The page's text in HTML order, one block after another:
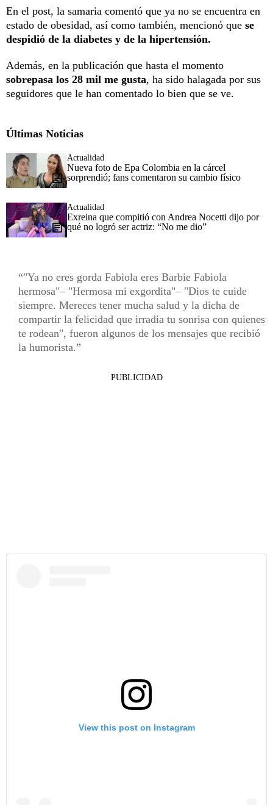
En el post, la samaria comentó que ya no se encuentra en
estado de obesidad, así como también, mencionó que se
despidió de la diabetes y de la hipertensión.
Además, en la publicación que hasta el momento
sobrepasa los 28 mil me gusta, ha sido halagada por sus
seguidores que le han comentado lo bien que se ve.
Últimas Noticias
Actualidad
Nueva foto de Epa Colombia en la cárcel
sorprendió; fans comentaron su cambio físico
Actualidad
Exreina que compitió con Andrea Nocetti dijo por
qué no logró ser actriz: “No me dio”
"Ya no eres gorda Fabiola eres Barbie Fabiola
hermosa"– "Hermosa mi exgordita"– "Dios te cuide
siempre. Mereces tener mucha salud y la dicha de
compartir la felicidad que irradia tu sonrisa con quienes
te rodean", fueron algunos de los mensajes que recibió
la humorista.
PUBLICIDAD
View this post on Instagram